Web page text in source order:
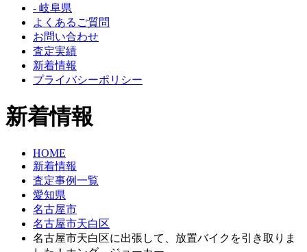
- 岐阜県
よくあるご質問
お問い合わせ
査定実績
新着情報
プライバシーポリシー
新着情報
HOME
新着情報
査定事例一覧
愛知県
名古屋市
名古屋市天白区
名古屋市天白区に出張して、放置バイクを引き取りま